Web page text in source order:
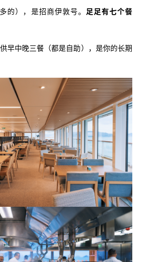
的），是招商伊敦号。
足足有七个餐
早中晚三餐（都是自助），是你的长期